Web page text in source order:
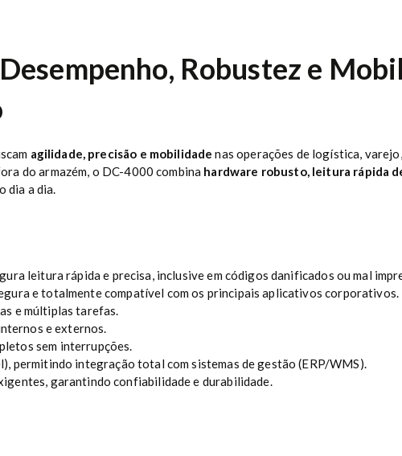
Robustez e
agilidade, precisão e mobilidade nas operações de logística,
do armazém, o DC-4000 combina hardware robusto, leitura rápida
dia a dia.
leitura rápida e precisa, inclusive em códigos danificados ou mal
e totalmente compatível com os principais aplicativos corporativos.
e múltiplas tarefas.
e externos.
sem interrupções.
permitindo integração total com sistemas de gestão (ERP/WMS).
garantindo confiabilidade e durabilidade.